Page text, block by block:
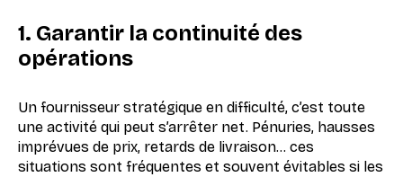
1. Garantir la continuité des
opérations
Un fournisseur stratégique en difficulté, c’est toute
une activité qui peut s’arrêter net. Pénuries, hausses
imprévues de prix, retards de livraison… ces
situations sont fréquentes et souvent évitables si les